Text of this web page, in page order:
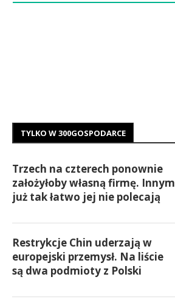
TYLKO W 300GOSPODARCE
Trzech na czterech ponownie
założyłoby własną firmę. Innym
już tak łatwo jej nie polecają
Restrykcje Chin uderzają w
europejski przemysł. Na liście
są dwa podmioty z Polski